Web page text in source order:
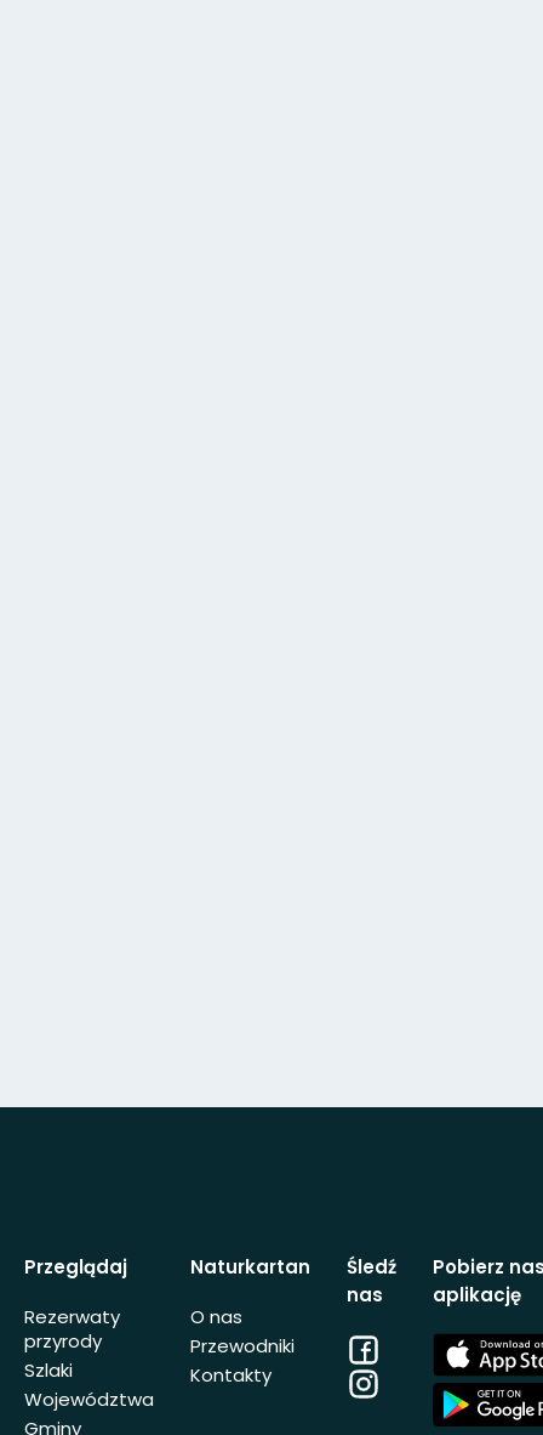
Przeglądaj
Rezerwaty
przyrody
Szlaki
Województwa
Gminy
Naturkartan
O nas
Przewodniki
Kontakty
Śledź
nas
Facebook
Instagram
Pobierz
aplikację
App
Store
App
Store